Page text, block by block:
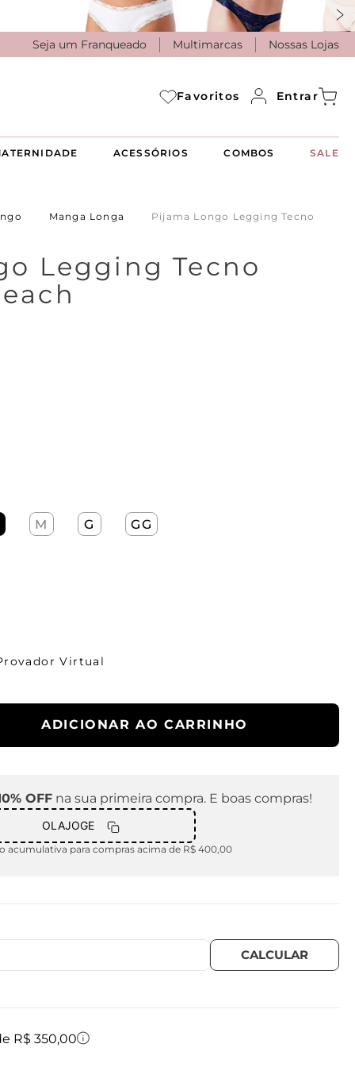
Seja um Franqueado Multimarcas Nossas Lojas
Favoritos Entrar
ACESSÓRIOS COMBOS SALE
Manga Longa Pijama Longo Legging Tecno
Legging Tecno
M G GG
Virtual
ADICIONAR AO CARRINHO
OFFna sua primeira compra. E boas compras!
OLAJOGE
acumulativa para compras acima de R$ 400,00
R$ 350,00